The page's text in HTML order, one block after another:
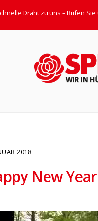
Draht zu uns – Rufen Sie
2018
New